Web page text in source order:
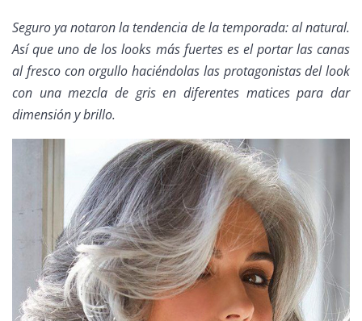
Seguro ya notaron la tendencia de la temporada: al natural.
Así que uno de loslooks más fuertes es el portar las canas
al frescocon orgullo haciéndolas las protagonistas dellook
con una mezcla de gris en diferentes matices para dar
dimensión y brillo.